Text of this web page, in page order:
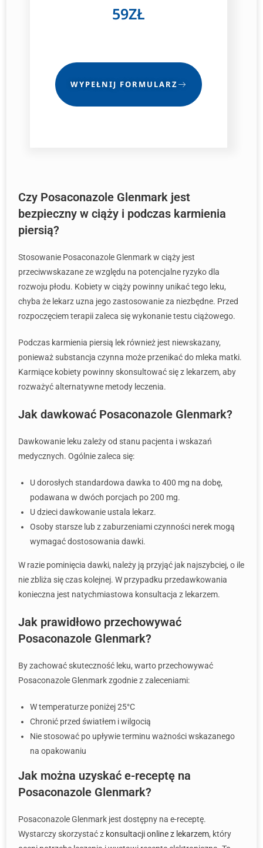
59ZŁ
WYPEŁNIJ FORMULARZ
Czy Posaconazole Glenmark jest
bezpieczny w ciąży i podczas karmienia
piersią?
Stosowanie Posaconazole Glenmark w ciąży jest
przeciwwskazane ze względu na potencjalne ryzyko dla
rozwoju płodu. Kobiety w ciąży powinny unikać tego leku,
chyba że lekarz uzna jego zastosowanie za niezbędne. Przed
rozpoczęciem terapii zaleca się wykonanie testu ciążowego.
Podczas karmienia piersią lek również jest niewskazany,
ponieważ substancja czynna może przenikać do mleka matki.
Karmiące kobiety powinny skonsultować się z lekarzem, aby
rozważyć alternatywne metody leczenia.
Jak dawkować Posaconazole Glenmark?
Dawkowanie leku zależy od stanu pacjenta i wskazań
medycznych. Ogólnie zaleca się:
U dorosłych standardowa dawka to 400 mg na dobę,
podawana w dwóch porcjach po 200 mg.
U dzieci dawkowanie ustala lekarz.
Osoby starsze lub z zaburzeniami czynności nerek mogą
wymagać dostosowania dawki.
W razie pominięcia dawki, należy ją przyjąć jak najszybciej, o ile
nie zbliża się czas kolejnej. W przypadku przedawkowania
konieczna jest natychmiastowa konsultacja z lekarzem.
Jak prawidłowo przechowywać
Posaconazole Glenmark?
By zachować skuteczność leku, warto przechowywać
Posaconazole Glenmark zgodnie z zaleceniami:
W temperaturze poniżej 25°C
Chronić przed światłem i wilgocią
Nie stosować po upływie terminu ważności wskazanego
na opakowaniu
Jak można uzyskać e-receptę na
Posaconazole Glenmark?
Posaconazole Glenmark jest dostępny na e-receptę.
Wystarczy skorzystać z konsultacji online z lekarzem, który